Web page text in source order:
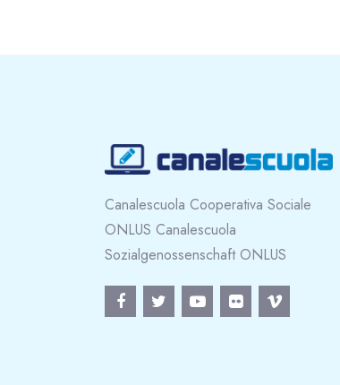
Canalescuola Cooperativa Sociale
ONLUS Canalescuola
Sozialgenossenschaft ONLUS